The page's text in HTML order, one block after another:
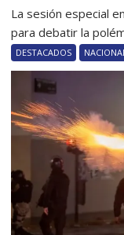
La sesión especial
para debatir la
DESTACADOS